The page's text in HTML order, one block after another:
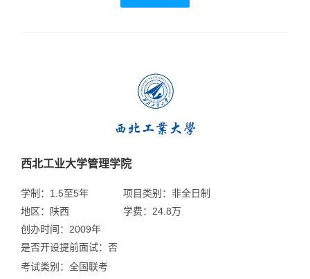
西北工业大学管理学院
学制：1.5至5年
地区：陕西
项目类别：非全日制
学费：24.8万
创办时间：2009年
是否开设提前面试：否
考试类别：全国联考